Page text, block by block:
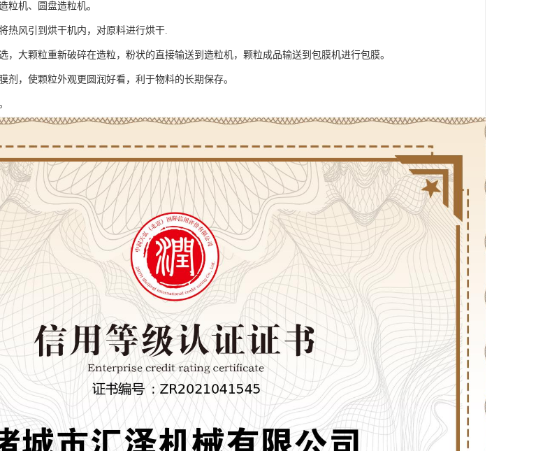
粒机、圆盘造粒机。
热风引到烘干机内，对原料进行烘干.
，大颗粒重新破碎在造粒，粉状的直接输送到造粒机，颗粒成品输送到包膜机进行包膜。
剂，使颗粒外观更圆润好看，利于物料的长期保存。